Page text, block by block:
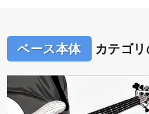
ベース本体 カテゴ